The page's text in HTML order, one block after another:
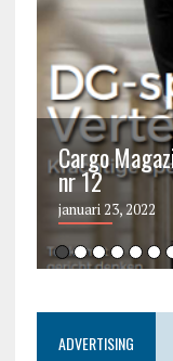
Cargo
nr 12
januari 23, 2022
ADVERTISING